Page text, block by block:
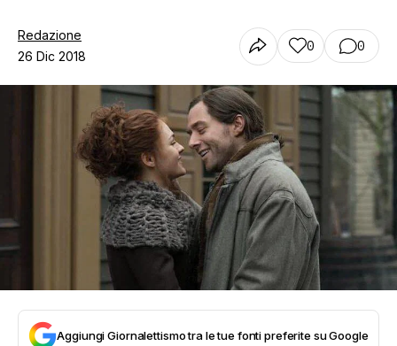
Chi siamo
Redazione
26 Dic 2018
0 0
Aggiungi Giornalettismo tra le tue fonti preferite su Google